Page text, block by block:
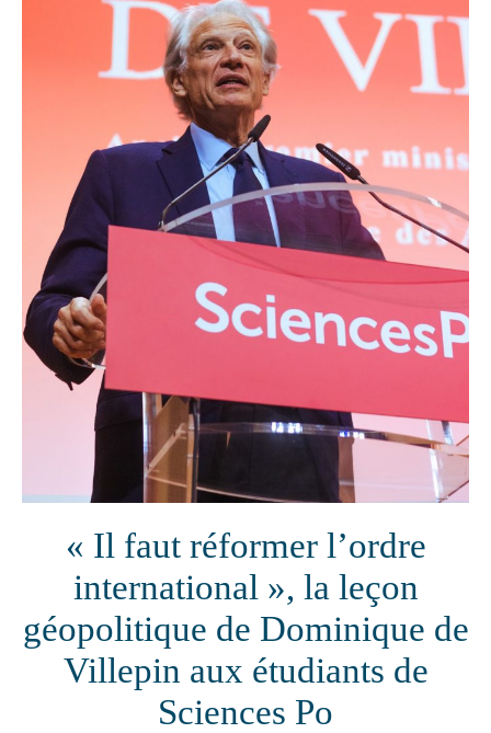
« Il faut réformer l’ordre
international », la leçon
géopolitique de Dominique de
Villepin aux étudiants de
Sciences Po